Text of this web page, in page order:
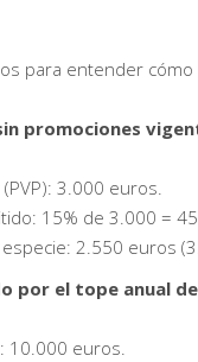
para entender
promociones
3.000 euros.
15% de 3.000 =
2.550 euros
por el tope anual
10.000 euros.